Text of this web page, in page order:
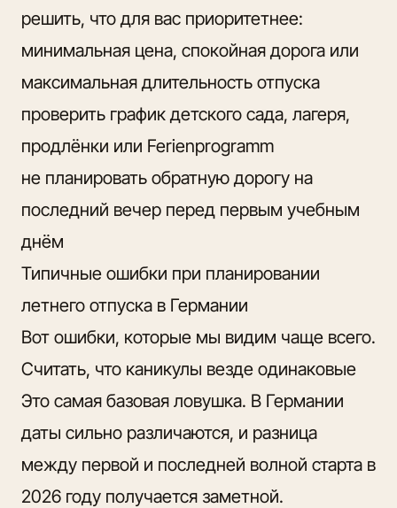
решить, что для вас приоритетнее:
минимальная цена, спокойная дорога или
максимальная длительность отпуска
проверить график детского сада, лагеря,
продлёнки или Ferienprogramm
не планировать обратную дорогу на
последний вечер перед первым учебным
днём
Типичные ошибки при планировании
летнего отпуска в Германии
Вот ошибки, которые мы видим чаще всего.
Считать, что каникулы везде одинаковые
Это самая базовая ловушка. В Германии
даты сильно различаются, и разница
между первой и последней волной старта в
2026 году получается заметной.